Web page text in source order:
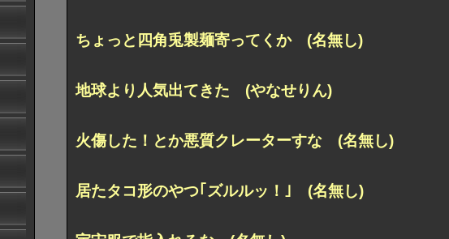
ちょっと四角兎製麺寄ってくか (名無し)
地球より人気出てきた (やなせりん)
火傷した！とか悪質クレーターすな (名無し)
居たタコ形のやつ｢ズルルッ！｣ (名無し)